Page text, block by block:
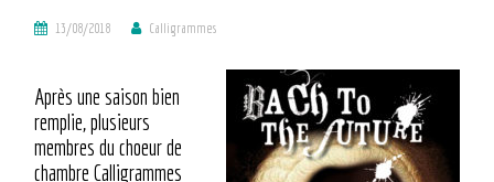
13/08/2018 Calligrammes
Après une saison bien
remplie, plusieurs
membres du choeur de
chambre Calligrammes